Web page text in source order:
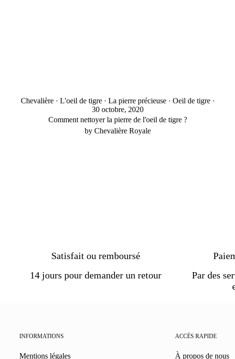
Chevalière· L'oeil de tigre· La pierre précieuse· Oeil de tigre·
30 octobre, 2020
Comment nettoyer la pierre de l'oeil de tigre ?
by Chevalière Royale
Satisfait ou remboursé
14 jours pour demander un retour
Par des
INFORMATIONS
Mentions légales
ACCÈS RAPIDE
À propos de nous